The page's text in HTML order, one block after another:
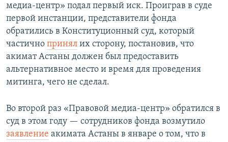
медиа-центр» подал первый иск. Проиграв в суде
первой инстанции, представители фонда
обратились в Конституционный суд, который
частично принял их сторону, постановив, что
акимат Астаны должен был предоставить
альтернативное место и время для проведения
митинга, чего не сделал.
Во второй раз «Правовой медиа-центр» обратился в
суд в этом году — сотрудников фонда возмутило
заявление акимата Астаны в январе о том, что в